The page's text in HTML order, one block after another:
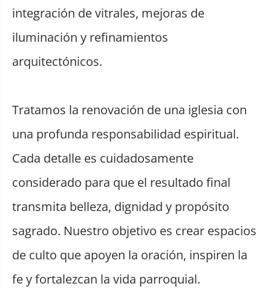
integración de vitrales, mejoras de
iluminación y refinamientos
arquitectónicos.
Tratamos la renovación de una iglesia con
una profunda responsabilidad espiritual.
Cada detalle es cuidadosamente
considerado para que el resultado final
transmita belleza, dignidad y propósito
sagrado. Nuestro objetivo es crear espacios
de culto que apoyen la oración, inspiren la
fe y fortalezcan la vida parroquial.